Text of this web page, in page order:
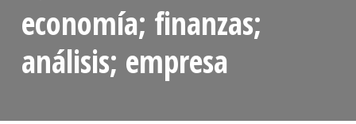
economía; finanzas;
análisis; empresa